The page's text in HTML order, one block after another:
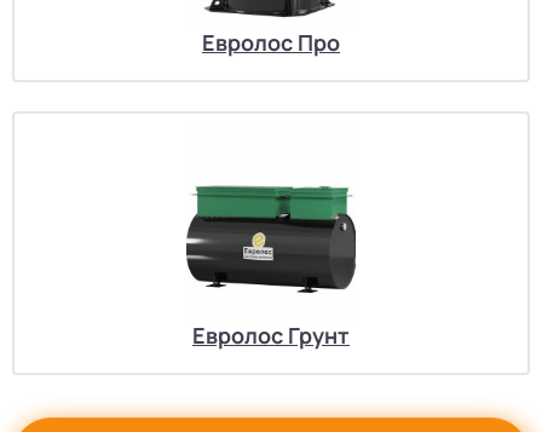
Евролос Про
Евролос Грунт